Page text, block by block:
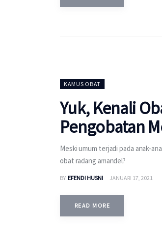
KAMUS OBAT
Yuk, Kenali
Pengobatan
Meski umum terjadi pada anak-
obat radang amandel?
BY EFENDI HUSNI JANUARI 17, 2021
READ MORE